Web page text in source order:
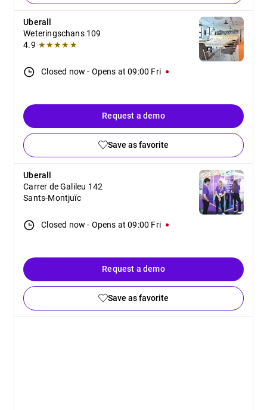
Uberall
Weteringschans 109
4.9 ★★★★★
Closed now - Opens at 09:00 Fri
Request a demo
Save as favorite
Uberall
Carrer de Galileu 142
Sants-Montjuïc
Closed now - Opens at 09:00 Fri
Request a demo
Save as favorite